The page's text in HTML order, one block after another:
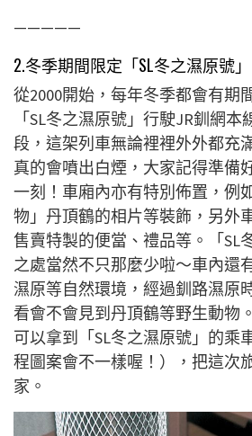
—————
2.冬季期間限定「SL冬之濕原號」
從2000開始，每年冬季都會有期
「SL冬之濕原號」行駛JR釧網
段，這架列車無論裡裡外外都充
真的會噴出白煙，大家記得準備
一刻！車廂內亦有特別佈置，例
物」丹頂鶴的相片等裝飾，另外
售賣特製的便當、禮品等。「SL
之處當然不只那麼少啦～車內還
濕原等自然環境，經過釧路濕原
看會不會見到丹頂鶴等野生動物
可以拿到「SL冬之濕原號」的乘
程圖案會不一樣喔！），把這次
家。